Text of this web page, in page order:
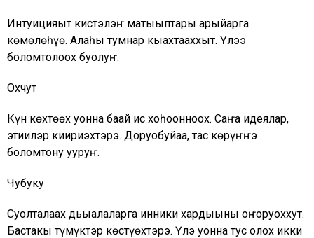
Интуицияҕыт кистэлэҥ матыыптары арыйарга
көмөлөһүө. Алҕаһы тумнар кыахтааххыт. Үлэҕэ
болҕомтолоох буолуҥ.
Охчут
Күн көхтөөх уонна баай ис хоһоонноох. Саҥа идеялар,
этиилэр киириэхтэрэ. Доруобуйаҕа, тас көрүҥҥэ
болҕомтону ууруҥ.
Чубуку
Суолталаах дьыалаларга инники хардыыны оҥоруоххут.
Бастакы түмүктэр көстүөхтэрэ. Үлэ уонна тус олох икки